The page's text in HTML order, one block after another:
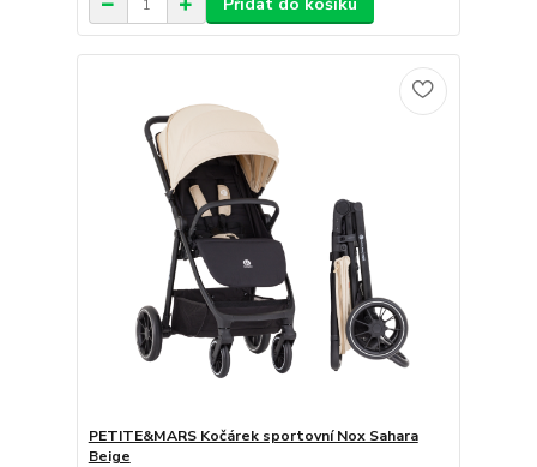
PETITE&MARS Kočárek sportovní Nox Sahara
Beige